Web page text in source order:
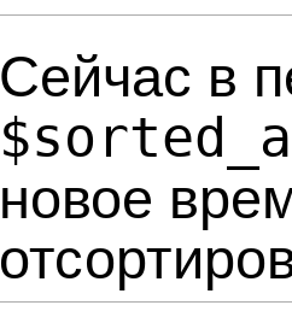
Сейчас в
новое